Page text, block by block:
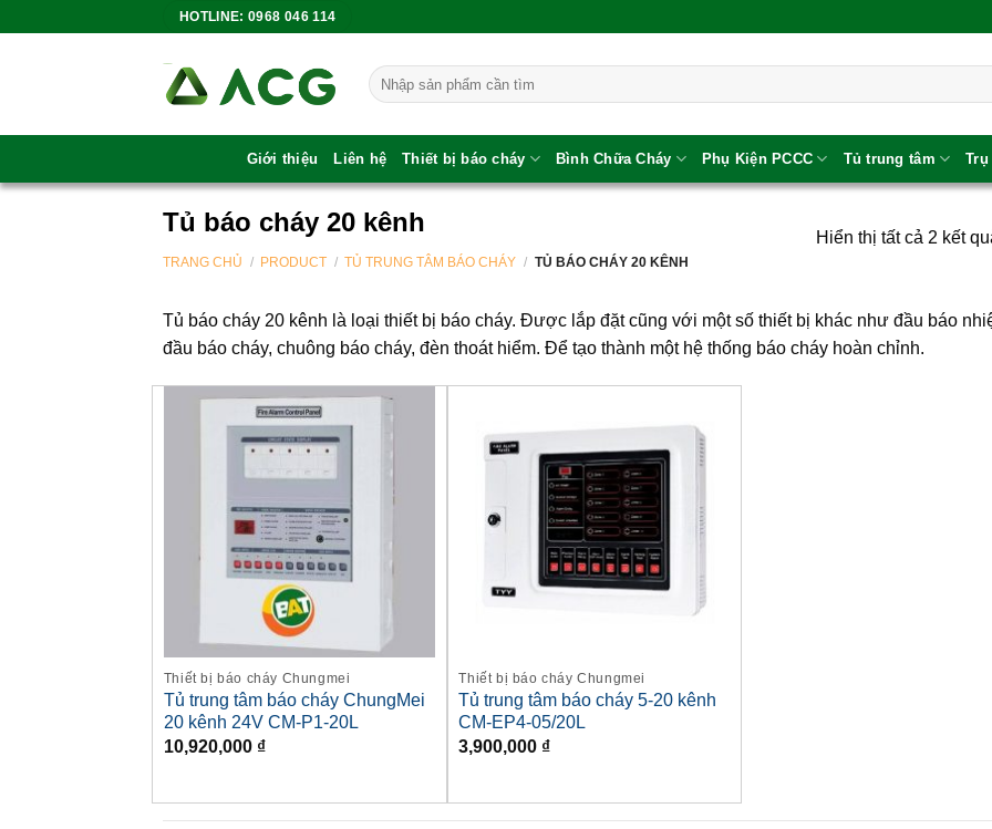
HOTLINE: 0968 046 114
Tìm
kiếm:
Giới thiệu Liên hệ Thiết bị báo cháy Bình Chữa Cháy Phụ Kiện PCCC Tủ trung tâm
Tủ báo cháy 20 kênh
TRANG CHỦ / PRODUCT / TỦ TRUNG TÂM BÁO CHÁY / TỦ BÁO CHÁY 20 KÊNH
Hiển thị tất cả 2 kết
Tủ báo cháy 20 kênh là loại thiết bị báo cháy. Được lắp đặt cũng với một số thiết bị khác như đầu báo
đầu báo cháy, chuông báo cháy, đèn thoát hiểm. Để tạo thành một hệ thống báo cháy hoàn chỉnh.
Thiết bị báo cháy Chungmei
Tủ trung tâm báo cháy ChungMei
20 kênh 24V CM-P1-20L
10,920,000 ₫
Thiết bị báo cháy Chungmei
Tủ trung tâm báo cháy 5-20 kênh
CM-EP4-05/20L
3,900,000 ₫